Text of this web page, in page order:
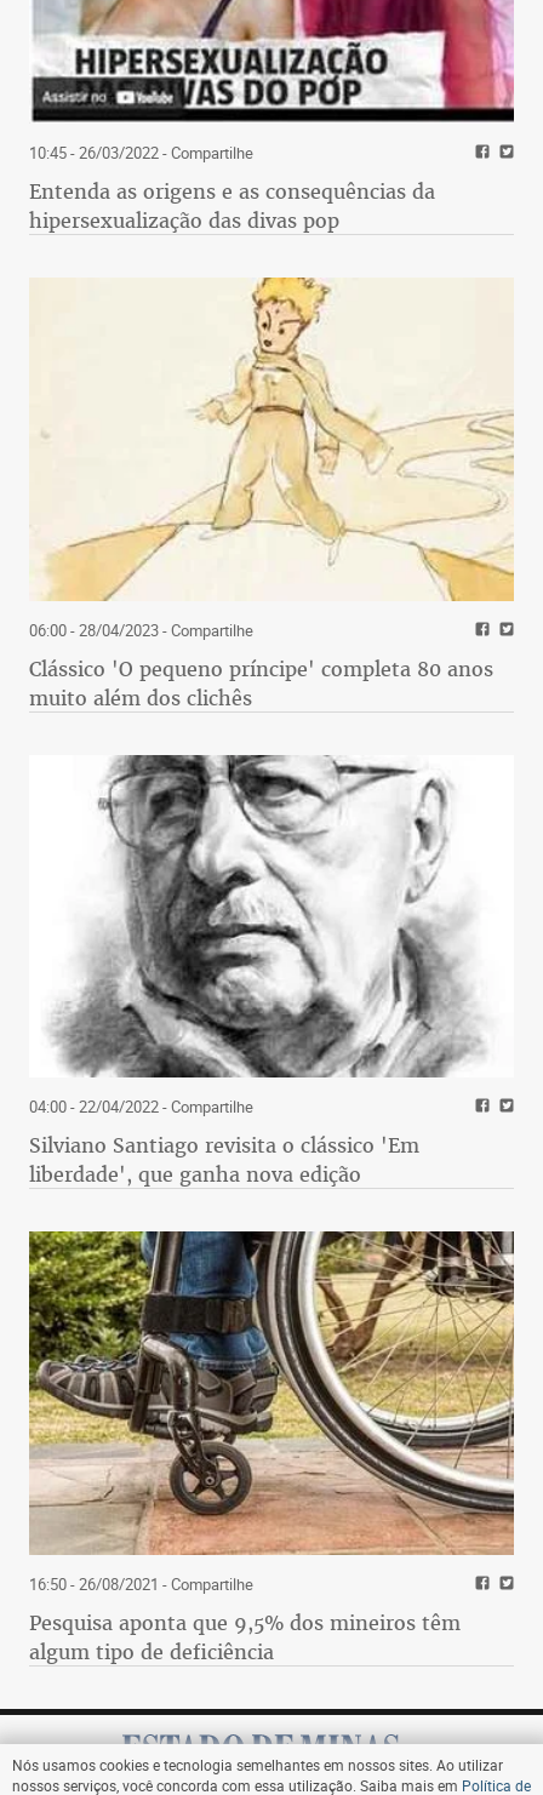
10:45 - 26/03/2022- Compartilhe
Entenda as origens e as consequências da
hipersexualização das divas pop
06:00 - 28/04/2023- Compartilhe
Clássico 'O pequeno príncipe' completa 80 anos
muito além dos clichês
04:00 - 22/04/2022- Compartilhe
Silviano Santiago revisita o clássico 'Em
liberdade', que ganha nova edição
16:50 - 26/08/2021 - Compartilhe
Pesquisa aponta que 9,5% dos mineiros têm
algum tipo de deficiência
Nós usamos cookies e tecnologia semelhantes em nossos sites. Ao utilizar
nossos serviços, você concorda com essa utilização. Saiba mais em Política de